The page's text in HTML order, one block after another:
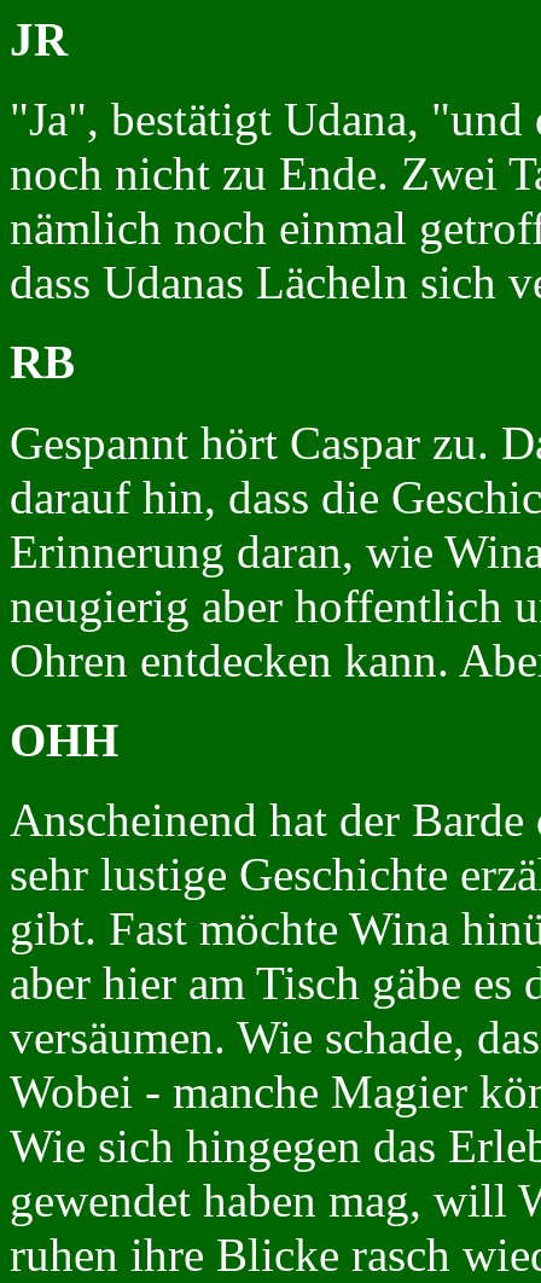
JR
"Ja", bestätigt Udana,
noch nicht zu Ende. Zwei
nämlich noch einmal
dass Udanas Lächeln sich
RB
Gespannt hört Caspar zu.
darauf hin, dass die
Erinnerung daran, wie
neugierig aber hoffentlich
Ohren entdecken kann.
OHH
Anscheinend hat der
sehr lustige Geschichte
gibt. Fast möchte Wina
aber hier am Tisch gäbe
versäumen. Wie schade,
Wobei - manche Magier
Wie sich hingegen das
gewendet haben mag, will
ruhen ihre Blicke rasch